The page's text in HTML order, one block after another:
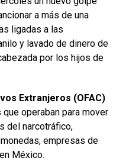
a más de una
ligadas a las
y lavado de dinero de
por los hijos de
Extranjeros (OFAC)
operaban para mover
del narcotráfico,
empresas de
México.